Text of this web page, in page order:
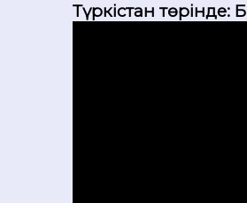
Түркістан төрінде: